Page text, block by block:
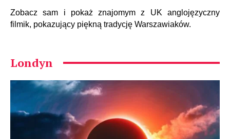
Zobacz sam i pokaż znajomym z UK anglojęzyczny
filmik, pokazujący piękną tradycję Warszawiaków.
Londyn